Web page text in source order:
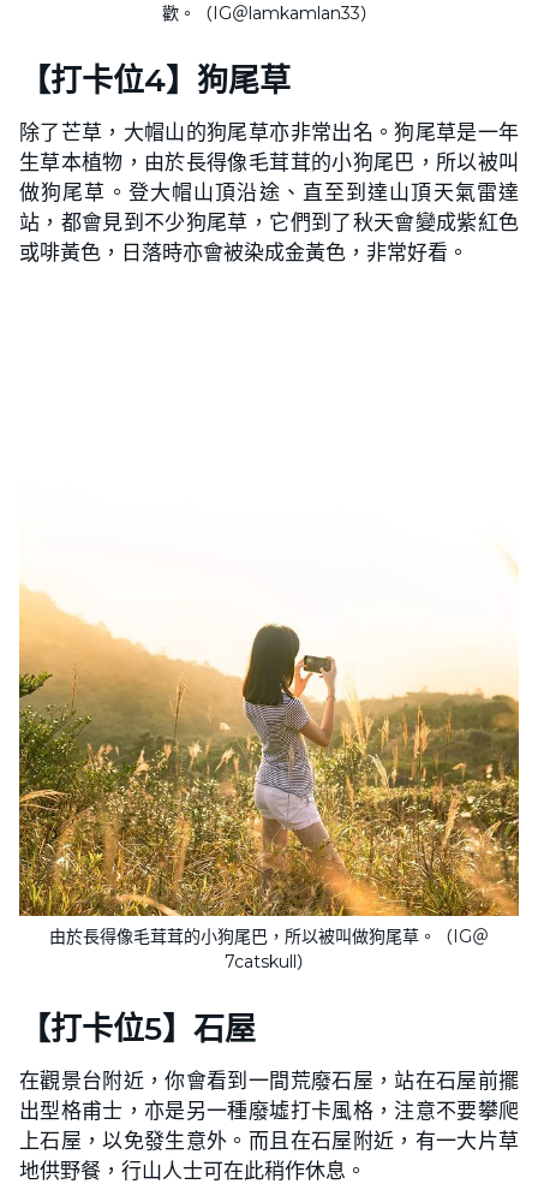
歡。（IG＠lamkamlan33）
【打卡位4】狗尾草
除了芒草，大帽山的狗尾草亦非常出名。狗尾草是一年
生草本植物，由於長得像毛茸茸的小狗尾巴，所以被叫
做狗尾草。登大帽山頂沿途、直至到達山頂天氣雷達
站，都會見到不少狗尾草，它們到了秋天會變成紫紅色
或啡黃色，日落時亦會被染成金黃色，非常好看。
由於長得像毛茸茸的小狗尾巴，所以被叫做狗尾草。（IG＠
7catskull）
【打卡位5】石屋
在觀景台附近，你會看到一間荒廢石屋，站在石屋前擺
出型格甫士，亦是另一種廢墟打卡風格，注意不要攀爬
上石屋，以免發生意外。而且在石屋附近，有一大片草
地供野餐，行山人士可在此稍作休息。